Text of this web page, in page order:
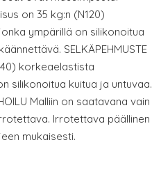
on 35 kg:n (N120)
ympärillä on silikonoitua
SELKÄPEHMUSTE
korkeaelastista
silikonoitua kuitua ja untuvaa.
Malliin on saatavana vain
Irrotettava päällinen
mukaisesti.